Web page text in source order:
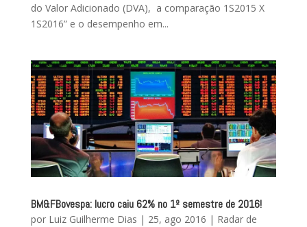
do Valor Adicionado (DVA), a comparação 1S2015 X
1S2016” e o desempenho em...
BM&FBovespa: lucro caiu 62% no 1º semestre de 2016!
por Luiz Guilherme Dias | 25, ago 2016 | Radar de